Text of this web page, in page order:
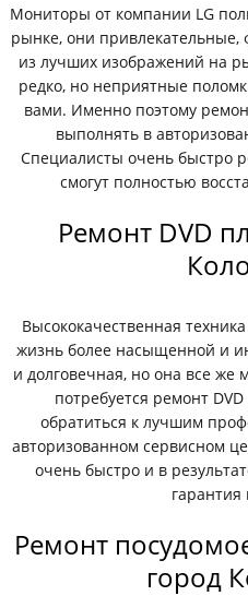
Мониторы от компании LG
рынке, они
из лучших изображений на
редко, но неприятные
вами. Именно поэтому
выполнять в
Специалисты очень быстро
смогут полностью
Ремонт DVD
Высококачественная
жизнь более насыщенной и
и долговечная, но она все же
потребуется ремонт
обратиться к лучшим
авторизованном сервисном
очень быстро и в
гарантия
Ремонт
город